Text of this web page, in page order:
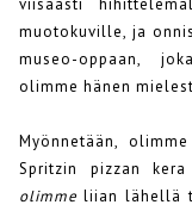
muotokuville, ja
museo-oppaan,
olimme hänen
Myönnetään,
Spritzin pizzan
olimme liian lähellä